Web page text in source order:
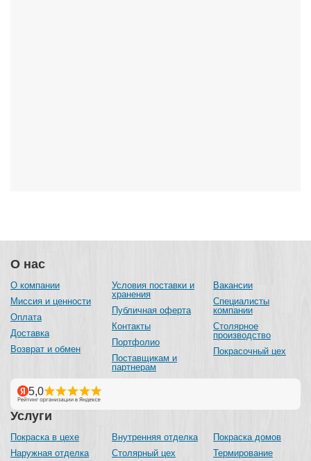
О нас
О компании
Миссия и ценности
Оплата
Доставка
Возврат и обмен
Условия поставки и
хранения
Публичная оферта
Контакты
Портфолио
Поставщикам и
партнерам
Вакансии
Специалисты
компании
Столярное
производство
Покрасочный цех
Услуги
Покраска в цехе
Наружная отделка
Внутренняя отделка
Столярный цех
Покраска домов
Термирование